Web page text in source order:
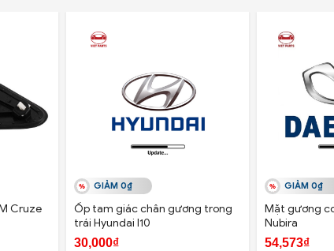
Cruze
GIẢM 0₫
Ốp tam giác chân gương trong
trái Hyundai I10
30,000₫
GIẢM 0₫
Mặt gương
Nubira
54,573₫